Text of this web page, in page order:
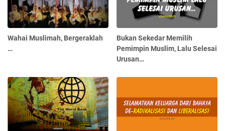
Wahai Muslimah, Bergeraklah
…
Bukan Sekedar Memilih
Pemimpin Muslim, Lalu Selesai
Urusan…